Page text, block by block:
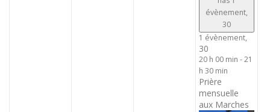
évènement,
30
1 évènement,
30
20 h 00 min -21
h 30 min
Prière
mensuelle
aux Marches